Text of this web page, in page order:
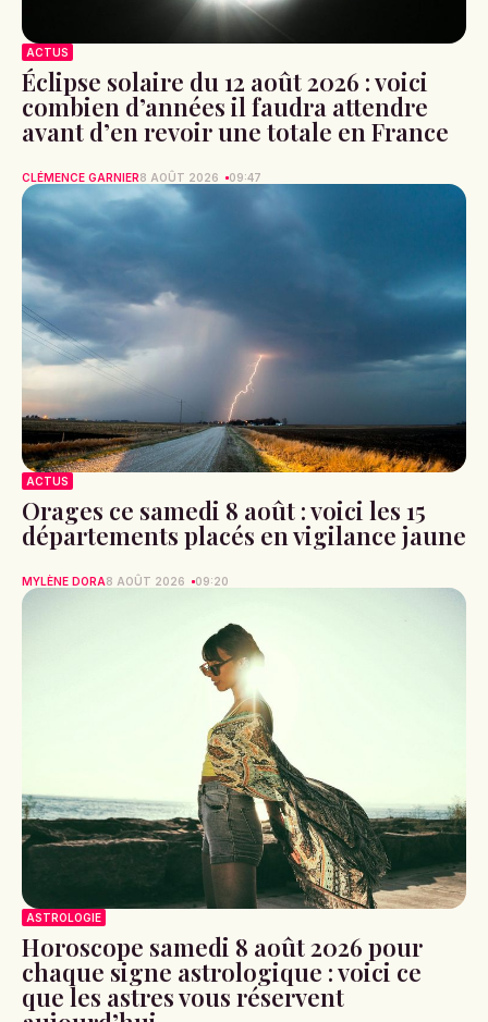
ACTUS
Éclipse solaire du 12 août 2026 : voici
combien d’années il faudra attendre
avant d’en revoir une totale en France
CLÉMENCE GARNIER8 AOÛT 2026 09:47
ACTUS
Orages ce samedi 8 août : voici les 15
départements placés en vigilance jaune
MYLÈNE DORA8 AOÛT 2026 09:20
ASTROLOGIE
Horoscope samedi 8 août 2026 pour
chaque signe astrologique : voici ce
que les astres vous réservent